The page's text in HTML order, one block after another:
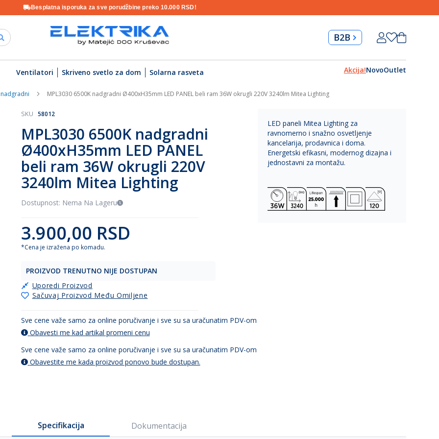
Besplatna isporuka za sve porudžbine preko 10.000 RSD!
B2B Korpa
Ventilatori Skriveno svetlo za dom Solarna rasveta Akcija!NovoOutlet
MPL3030 6500K nadgradni Ø400xH35mm LED PANEL beli ram 36W okrugli 220V 3240lm Mitea Lighting
MPL3030 6500K nadgradni
Ø400xH35mm LED PANEL
beli ram 36W okrugli 220V
3240lm Mitea Lighting
SKU 58012
Dostupnost: Nema Na Lageru
3.900,00 RSD
*Cena je izražena po komadu.
PROIZVOD TRENUTNO NIJE DOSTUPAN
Sačuvaj Proizvod Među Omiljene
Uporedi Proizvod
Sve cene važe samo za online poručivanje i sve su sa uračunatim PDV-om
Obavesti me kad artikal promeni cenu
Sve cene važe samo za online poručivanje i sve su sa uračunatim PDV-om
Obavestite me kada proizvod ponovo bude dostupan.
LED paneli Mitea Lighting za
ravnomerno i snažno osvetljenje
kancelarija, prodavnica i doma.
Energetski efikasni, modernog dizajna i
jednostavni za montažu.
Specifikacija Dokumentacija